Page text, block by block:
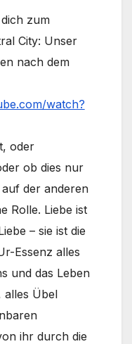
zum
City: Unser
nach dem
watch?
oder
ob dies nur
der anderen
Rolle. Liebe ist
– sie ist die
Essenz alles
und das Leben
alles Übel
ihr durch die